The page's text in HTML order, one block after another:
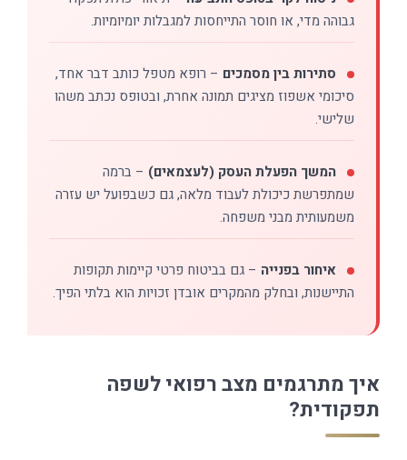
גבוהה מדי, או חוסר התייחסות למגבלות יומיומיות.
סתירות בין מסמכים – רופא מטפל כותב דבר אחד,
סיכומי אשפוז מציגים תמונה אחרת, ובטופס נכתב משהו
שלישי.
המשך הפעלת העסק (לעצמאים) – ברמה
שמתפרשת כיכולת לעבוד מלאה, גם כשבפועל יש עזרה
משמעותית מבני משפחה.
איחור בפנייה – גם בביטוח פרטי קיימות תקופות
התיישנות, ובחלק מהמקרים אובדן זכויות הוא בלתי הפיך.
איך מתרגמים מצב רפואי לשפה
תפקודית?